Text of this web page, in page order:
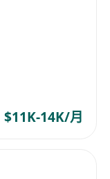
$11K-14K/月